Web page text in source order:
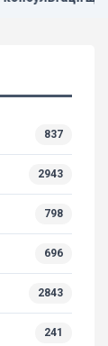
837
2943
798
696
2843
241